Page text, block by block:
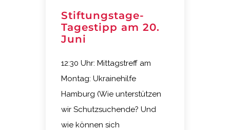
Stiftungstage-
Tagestipp am 20.
Juni
12:30 Uhr: Mittagstreff am
Montag: Ukrainehilfe
Hamburg (Wie unterstützen
wir Schutzsuchende? Und
wie können sich